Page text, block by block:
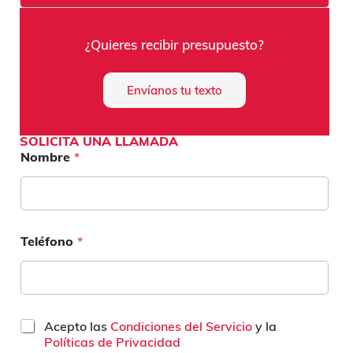
¿Quieres recibir presupuesto?
Envíanos tu texto
SOLICITA UNA LLAMADA
Nombre *
Teléfono *
C
Acepto las Condiciones del Servicio y la
Políticas de Privacidad